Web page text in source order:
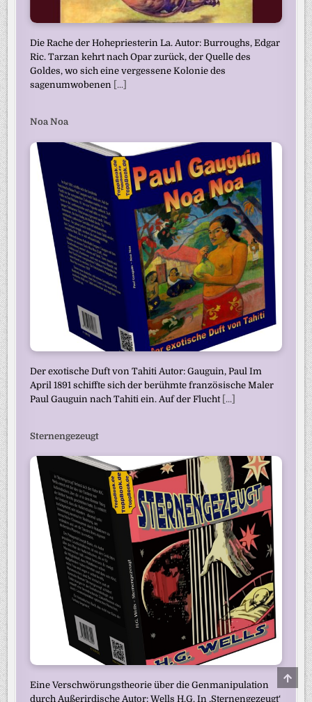
Die Rache der Hohepriesterin La. Autor: Burroughs, Edgar
Ric. Tarzan kehrt nach Opar zurück, der Quelle des
Goldes, wo sich eine vergessene Kolonie des
sagenumwobenen [...]
Noa Noa
Der exotische Duft von Tahiti Autor: Gauguin, Paul Im
April 1891 schiffte sich der berühmte französische Maler
Paul Gauguin nach Tahiti ein. Auf der Flucht [...]
Sternengezeugt
Eine Verschwörungstheorie über die Genmanipulation
durch Außerirdische Autor: Wells H.G. In ‚Sternengezeugt‘
TO
TOP